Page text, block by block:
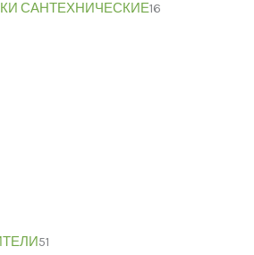
САНТЕХНИЧЕСКИЕ16
51